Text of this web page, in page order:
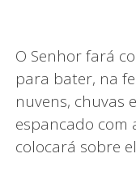
O Senhor fará
para bater, na
nuvens, chuvas
espancado com
colocará sobre